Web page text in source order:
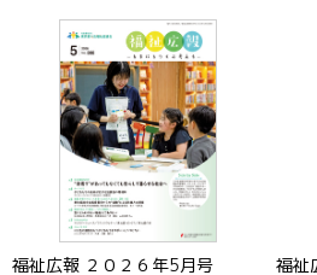
福祉広報 ２０２６年5月号 福祉